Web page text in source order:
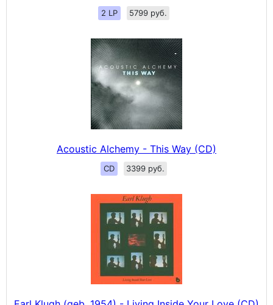
2 LP 5799 руб.
Acoustic Alchemy - This Way (CD)
CD 3399 руб.